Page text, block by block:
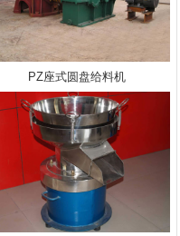
PZ座式圆盘给料机